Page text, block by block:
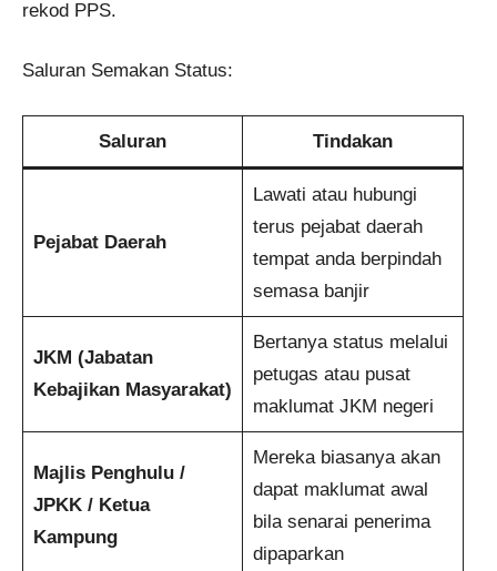
rekod PPS.
Saluran Semakan Status:
Saluran Tindakan
Pejabat Daerah
Lawati atau hubungi
terus pejabat daerah
tempat anda berpindah
semasa banjir
JKM (Jabatan
Kebajikan Masyarakat)
Bertanya status melalui
petugas atau pusat
maklumat JKM negeri
Majlis Penghulu /
JPKK / Ketua
Kampung
Mereka biasanya akan
dapat maklumat awal
bila senarai penerima
dipaparkan